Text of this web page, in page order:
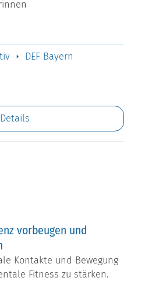
DEF Bayern
Details
vorbeugen und
Kontakte und Bewegung
Fitness zu stärken.